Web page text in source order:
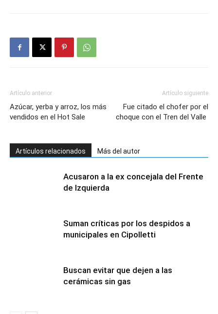
Artículo anterior
Azúcar, yerba y arroz, los más
vendidos en el Hot Sale
Artículo siguiente
Fue citado el chofer por el
choque con el Tren del Valle
Artículos relacionados Más del autor
Acusaron a la ex concejala del Frente
de Izquierda
Suman críticas por los despidos a
municipales en Cipolletti
Buscan evitar que dejen a las
cerámicas sin gas